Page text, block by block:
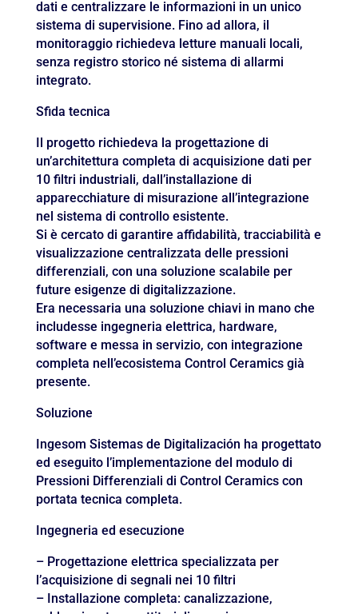
dati e centralizzare le informazioni in un unico
sistema di supervisione. Fino ad allora, il
monitoraggio richiedeva letture manuali locali,
senza registro storico né sistema di allarmi
integrato.
Sfida tecnica
Il progetto richiedeva la progettazione di
un’architettura completa di acquisizione dati per
10 filtri industriali, dall’installazione di
apparecchiature di misurazione all’integrazione
nel sistema di controllo esistente.
Si è cercato di garantire affidabilità, tracciabilità e
visualizzazione centralizzata delle pressioni
differenziali, con una soluzione scalabile per
future esigenze di digitalizzazione.
Era necessaria una soluzione chiavi in mano che
includesse ingegneria elettrica, hardware,
software e messa in servizio, con integrazione
completa nell’ecosistema Control Ceramics già
presente.
Soluzione
Ingesom Sistemas de Digitalización ha progettato
ed eseguito l’implementazione del modulo di
Pressioni Differenziali di Control Ceramics con
portata tecnica completa.
Ingegneria ed esecuzione
– Progettazione elettrica specializzata per
l’acquisizione di segnali nei 10 filtri
– Installazione completa: canalizzazione,